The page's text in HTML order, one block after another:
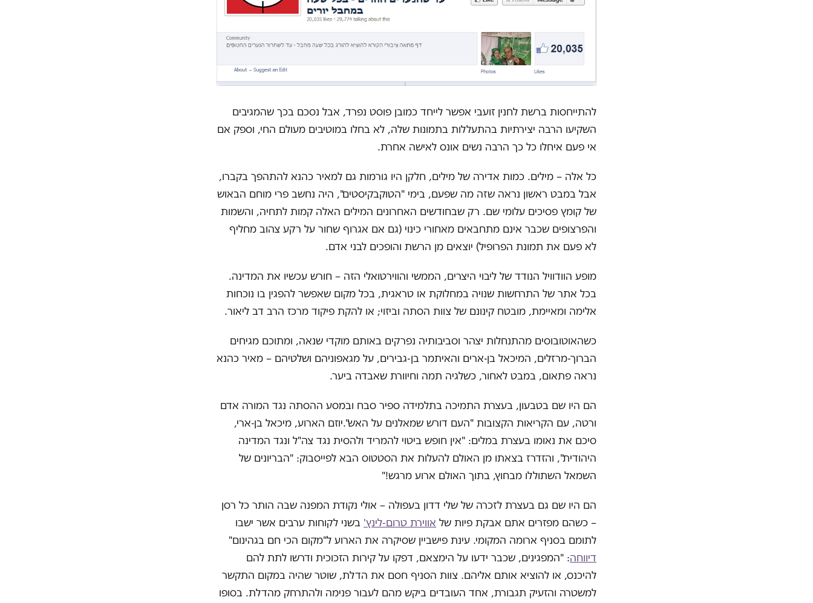
להתייחסות ברשת לחנין זועבי אפשר לייחד כמובן פוסט נפרד, אבל נסכם בכך שהמגיבים
השקיעו הרבה יצירתיות בהתעללות בתמונות שלה, לא בחלו במוטיבים מעולם החי, וספק אם
אי פעם איחלו כל כך הרבה נשים אונס לאישה אחרת.
כל אלה – מילים. כמות אדירה של מילים, חלקן היו גורמות גם למאיר כהנא להתהפך בקברו,
אבל במבט ראשון נראה שזה מה שפעם, בימי "הטוקבקיסטים", היה נחשב פרי מוחם הבאוש
של קומץ פסיכים עלומי שם. רק שבחודשים האחרונים המילים האלה קמות לתחיה, והשמות
והפרצופים שכבר אינם מתחבאים מאחורי כינוי (גם אם אגרוף שחור על רקע צהוב מחליף
לא פעם את תמונת הפרופיל) יוצאים מן הרשת והופכים לבני אדם.
מופע הוודוויל הנודד של ליבוי היצרים, הממשי והווירטואלי הזה – חורש עכשיו את המדינה.
בכל אתר של התרחשות שנויה במחלוקת או טראגית, בכל מקום שאפשר להפגין בו נוכחות
אלימה ומאיימת, מובטח קינונם של צוות הסתה וביזוי; או להקת פיקוד מרכז הרב דב ליאור.
כשהאוטובוסים מהתנחלות יצהר וסביבותיה נפרקים באותם מוקדי שנאה, ומתוכם מגיחים
הברוך-מרזלים, המיכאל בן-ארים והאיתמר בן-גבירים, על מגאפוניהם ושלטיהם – מאיר כהנא
נראה פתאום, במבט לאחור, כשלגיה תמה וחיוורת שאבדה ביער.
הם היו שם בטבעון, בעצרת התמיכה בתלמידה ספיר סבח ובמסע ההסתה נגד המורה אדם
ורטה, עם הקריאות הקצובות "העם דורש שמאלנים על האש".יוזם הארוע, מיכאל בן-ארי,
סיכם את נאומו בעצרת במלים: "אין חופש ביטוי להמריד ולהסית נגד צה"ל ונגד המדינה
היהודית", והזדרז בצאתו מן האולם להעלות את הסטטוס הבא לפייסבוק: "הבריונים של
השמאל השתוללו מבחוץ, בתוך האולם ארוע מרגש!"
הם היו שם גם בעצרת לזכרה של שלי דדון בעפולה – אולי נקודת המפנה שבה הותר כל רסן
– כשהם מפזרים אתם אבקת פיות של אווירת טרום-לינץ' בשני לקוחות ערבים אשר ישבו
לתומם בסניף ארומה המקומי. עינת פישביין שסיקרה את הארוע ל"מקום הכי חם בגהינום"
דיווחה: "המפגינים, שכבר ידעו על הימצאם, דפקו על קירות הזכוכית ודרשו לתת להם
להיכנס, או להוציא אותם אליהם. צוות הסניף חסם את הדלת, שוטר שהיה במקום התקשר
למשטרה והזעיק תגבורת, אחד העובדים ביקש מהם לעבור פנימה ולהתרחק מהדלת. בסופו